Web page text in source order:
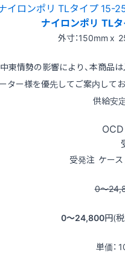
ナイロンポリ TL
外寸：150mm x
東情勢の影響により、本商品
ター様を優先してご案内して
供給安
OCD
受発注 ケー
0〜
0〜24,800円(
単価：